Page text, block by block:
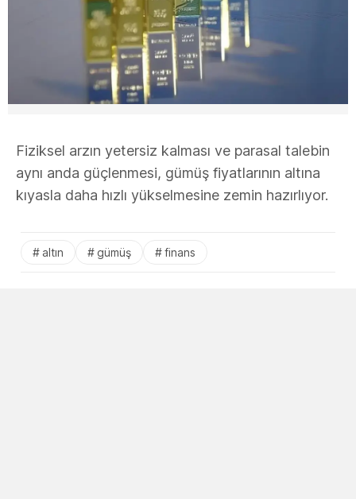
Fiziksel arzın yetersiz kalması ve parasal talebin
aynı anda güçlenmesi, gümüş fiyatlarının altına
kıyasla daha hızlı yükselmesine zemin hazırlıyor.
altın gümüş finans